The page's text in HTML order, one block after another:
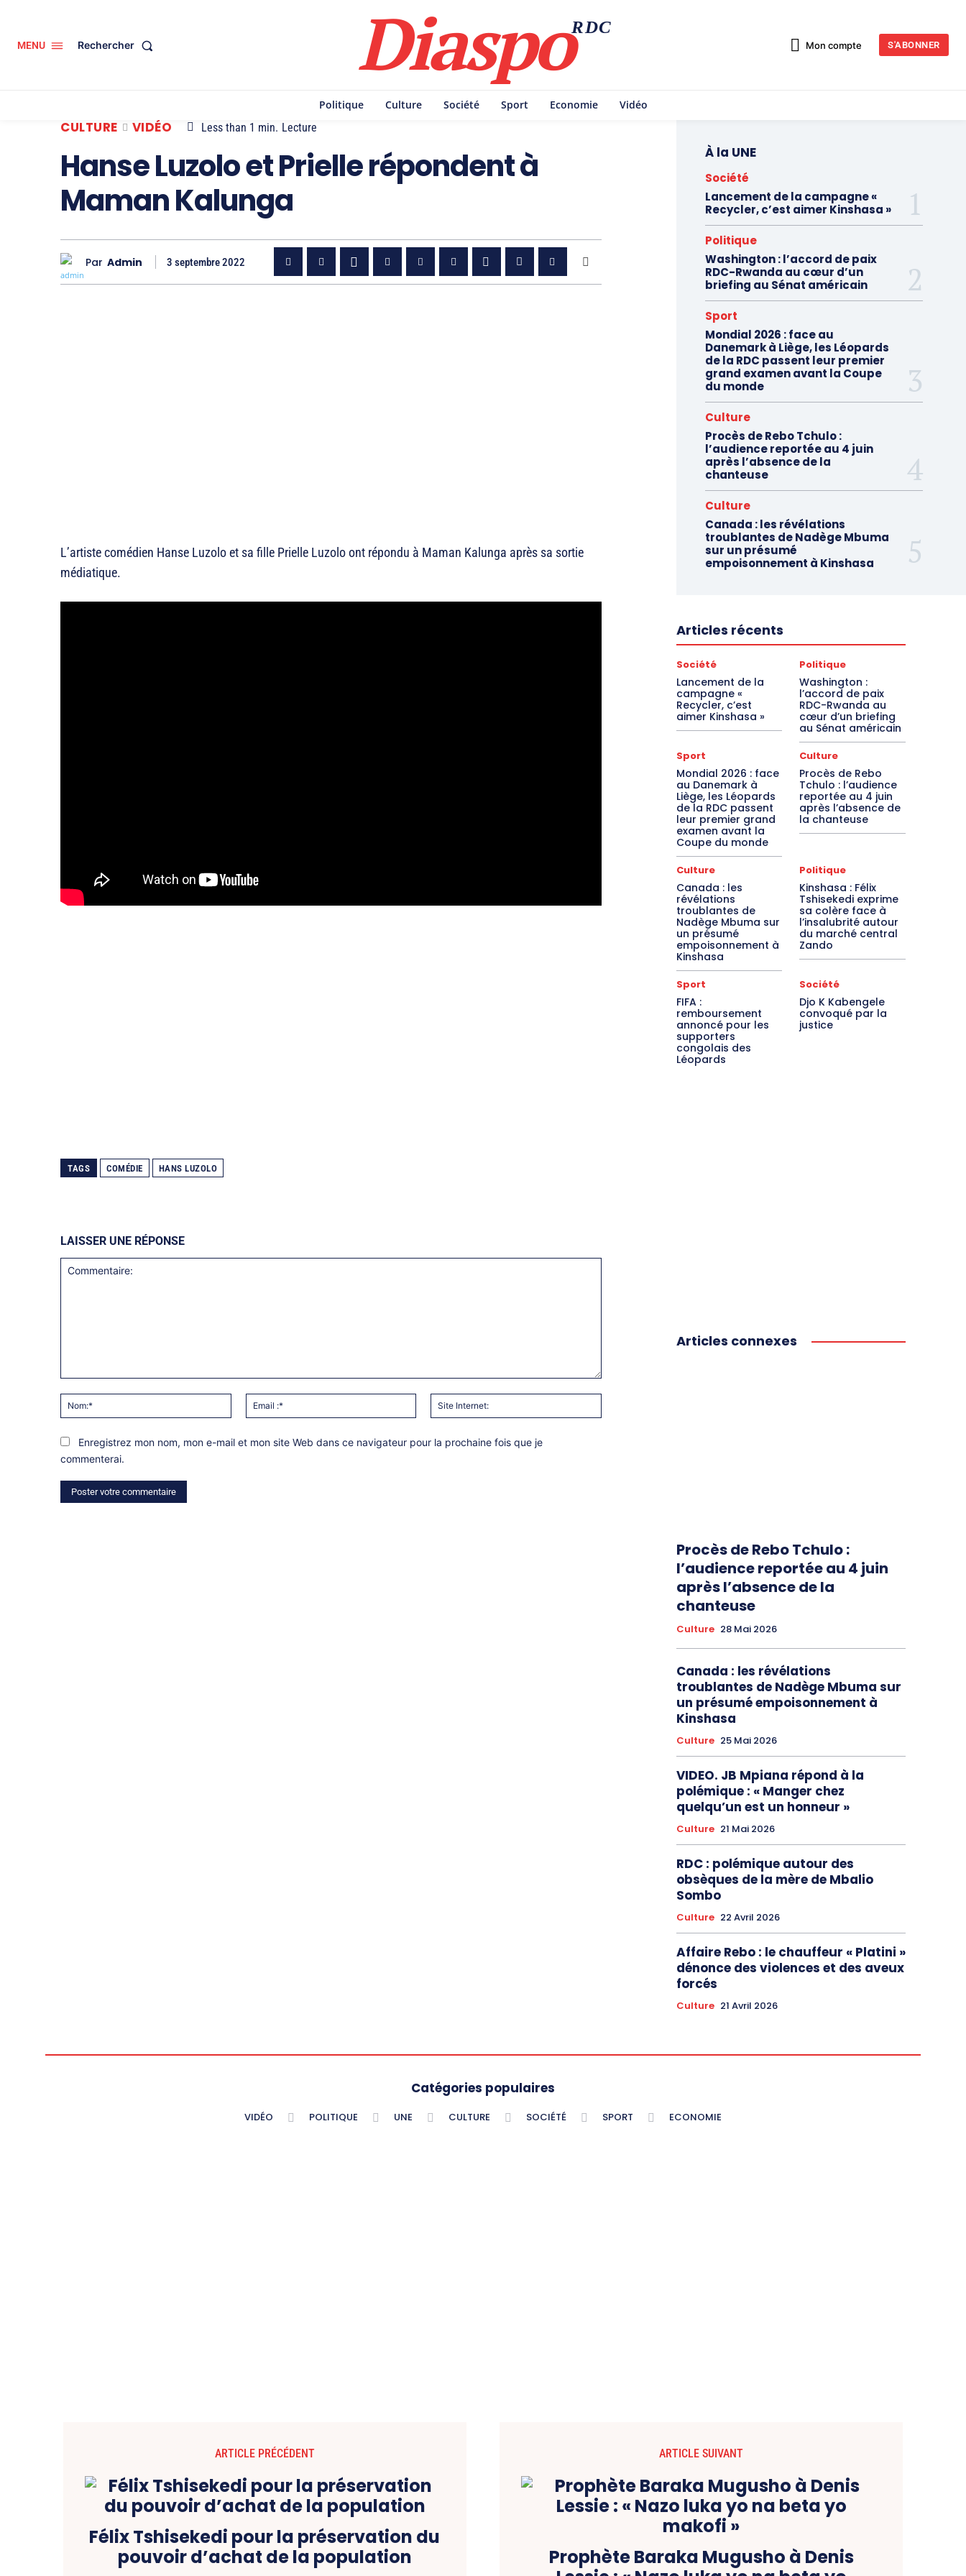
MENU Rechercher DiaspoRDC
Mon compte S'ABONNER
Politique Culture Société Sport Economie Vidéo
CULTURE VIDÉO Less than 1 min. Lecture
Hanse Luzolo et Prielle répondent à
Maman Kalunga
Par Admin 3 septembre 2022
L’artiste comédien Hanse Luzolo et sa fille Prielle Luzolo ont répondu à Maman Kalunga après sa sortie
médiatique.
TAGS COMÉDIE HANS LUZOLO
LAISSER UNE RÉPONSE
Nom:*
Email
:*
Internet:
Enregistrez mon nom, mon e-mail et mon site Web dans ce navigateur pour la prochaine fois que je
commenterai.
À la UNE
Société
Lancement de la campagne «
Recycler, c’est aimer Kinshasa »
Politique
Washington : l’accord de paix
RDC-Rwanda au cœur d’un
briefing au Sénat américain
Sport
Mondial 2026 : face au
Danemark à Liège, les Léopards
de la RDC passent leur premier
grand examen avant la Coupe
du monde
Culture
Procès de Rebo Tchulo :
l’audience reportée au 4 juin
après l’absence de la
chanteuse
Culture
Canada : les révélations
troublantes de Nadège Mbuma
sur un présumé
empoisonnement à Kinshasa
Articles récents
Société
Lancement de la
campagne «
Recycler, c’est
aimer Kinshasa »
Politique
Washington :
l’accord de paix
RDC-Rwanda au
cœur d’un briefing
au Sénat américain
Sport
Mondial 2026 : face
au Danemark à
Liège, les Léopards
de la RDC passent
leur premier grand
examen avant la
Coupe du monde
Culture
Procès de Rebo
Tchulo : l’audience
reportée au 4 juin
après l’absence de
la chanteuse
Culture
Canada : les
révélations
troublantes de
Nadège Mbuma sur
un présumé
empoisonnement à
Kinshasa
Politique
Kinshasa : Félix
Tshisekedi exprime
sa colère face à
l’insalubrité autour
du marché central
Zando
Sport
FIFA :
remboursement
annoncé pour les
supporters
congolais des
Léopards
Société
Djo K Kabengele
convoqué par la
justice
Articles connexes
Procès de Rebo Tchulo :
l’audience reportée au 4 juin
après l’absence de la
chanteuse
Culture 28 Mai 2026
Canada : les révélations
troublantes de Nadège Mbuma sur
un présumé empoisonnement à
Kinshasa
Culture 25 Mai 2026
VIDEO. JB Mpiana répond à la
polémique : « Manger chez
quelqu’un est un honneur »
Culture 21 Mai 2026
RDC : polémique autour des
obsèques de la mère de Mbalio
Sombo
Culture 22 Avril 2026
Affaire Rebo : le chauffeur « Platini »
dénonce des violences et des aveux
forcés
Culture 21 Avril 2026
Catégories populaires
VIDÉO POLITIQUE UNE CULTURE SOCIÉTÉ SPORT ECONOMIE
ARTICLE PRÉCÉDENT
Félix Tshisekedi pour la préservation du
pouvoir d’achat de la population
ARTICLE SUIVANT
Prophète Baraka Mugusho à Denis